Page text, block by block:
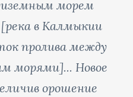
морем
в Калмыкии
пролива между
морями]... Новое
орошение